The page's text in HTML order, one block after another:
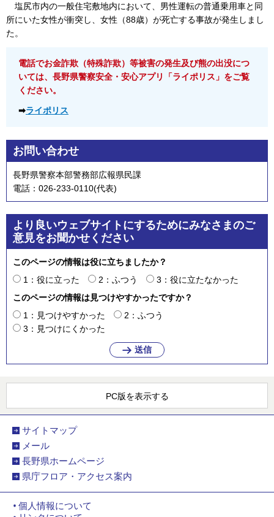
塩尻市内の一般住宅敷地内において、男性運転の普通乗用車と同
所にいた女性が衝突し、女性（88歳）が死亡する事故が発生しまし
た。
電話でお金詐欺（特殊詐欺）等被害の発生及び熊の出没につ
いては、長野県警察安全・安心アプリ「ライポリス」をご覧
ください。
➡ライポリス
お問い合わせ
長野県警察本部警務部広報県民課
電話：026-233-0110(代表)
より良いウェブサイトにするためにみなさまのご
意見をお聞かせください
このページの情報は役に立ちましたか？
1：役に立った
2：ふつう
3：役に立たなかった
このページの情報は見つけやすかったですか？
1：見つけやすかった
2：ふつう
3：見つけにくかった
PC版を表示する
サイトマップ
メール
長野県ホームページ
県庁フロア・アクセス案内
個人情報について